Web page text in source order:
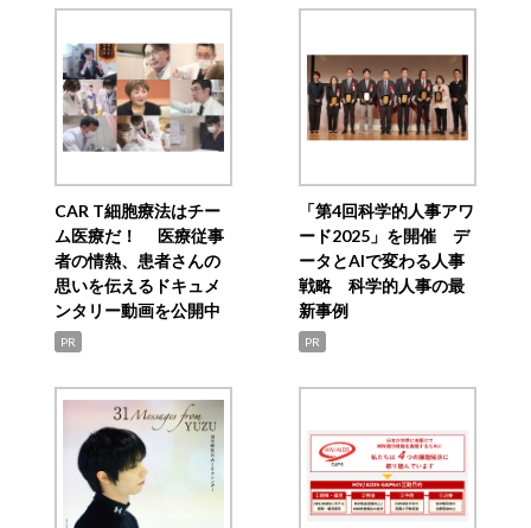
CAR T細胞療法はチー
ム医療だ！ 医療従事
者の情熱、患者さんの
思いを伝えるドキュメ
ンタリー動画を公開中
PR
「第4回科学的人事アワ
ード2025」を開催 デ
ータとAIで変わる人事
戦略 科学的人事の最
新事例
PR